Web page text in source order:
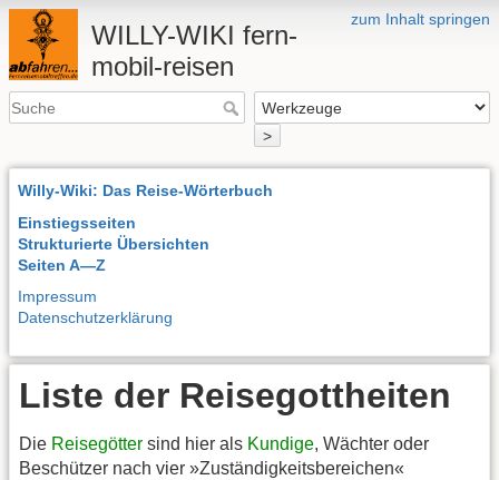
zum Inhalt springen
WILLY-WIKI fern-
mobil-reisen
>
Willy-Wiki: Das Reise-Wörterbuch
Einstiegsseiten
Strukturierte Übersichten
Seiten A—Z
Impressum
Datenschutzerklärung
Liste der Reisegottheiten
Die Reisegötter sind hier als Kundige, Wächter oder
Beschützer nach vier »Zuständigkeitsbereichen«